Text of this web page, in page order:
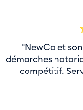
"NewCo et
démarches
compétitif.